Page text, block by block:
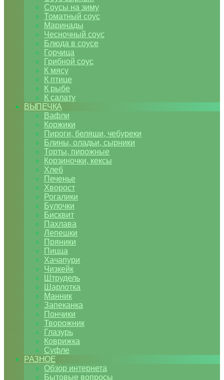
Соусы на зиму
Томатный соус
Маринады
Чесночный соус
Блюда в соусе
Горчица
Грибной соус
К мясу
К птице
К рыбе
К салату
ВЫПЕЧКА
Вафли
Коржики
Пироги, беляши, чебуреки
Блины, оладьи, сырники
Торты, пирожные
Корзиночки, кексы
Хлеб
Печенье
Хворост
Рогалики
Булочки
Бисквит
Пахлава
Лепешки
Пряники
Пицца
Хачапури
Чизкейк
Штрудель
Шарлотка
Манник
Запеканка
Пончики
Творожник
Глазурь
Коврижка
Суфле
РАЗНОЕ
Обзор интернета
Бытовые вопросы